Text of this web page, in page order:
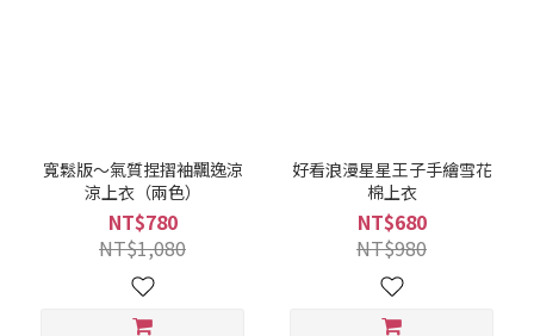
寬鬆版～氣質捏摺袖飄逸涼
涼上衣（兩色）
NT$780
NT$1,080
好看浪漫星星王子手繪雪花
棉上衣
NT$680
NT$980